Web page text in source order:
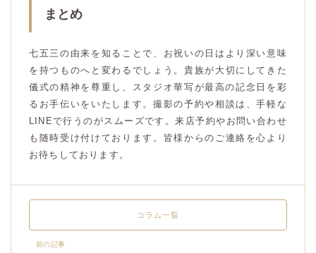
まとめ
七五三の由来を知ることで、お祝いの日はより深い意味
を持つものへと変わるでしょう。貴族が大切にしてきた
儀式の精神を尊重し、スタジオ華写が最高の記念日を彩
るお手伝いをいたします。撮影の予約や相談は、手軽な
LINEで行うのがスムーズです。来店予約やお問い合わせ
も随時受け付けております。皆様からのご連絡を心より
お待ちしております。
前の記事
コラム一覧